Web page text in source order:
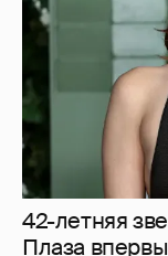
42-летняя
Плаза